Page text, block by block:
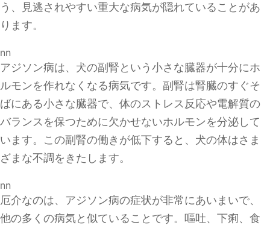
う、見逃されやすい重大な病気が隠れていることがあ
ります。
nn
アジソン病は、犬の副腎という小さな臓器が十分にホ
ルモンを作れなくなる病気です。副腎は腎臓のすぐそ
ばにある小さな臓器で、体のストレス反応や電解質の
バランスを保つために欠かせないホルモンを分泌して
います。この副腎の働きが低下すると、犬の体はさま
ざまな不調をきたします。
nn
厄介なのは、アジソン病の症状が非常にあいまいで、
他の多くの病気と似ていることです。嘔吐、下痢、食